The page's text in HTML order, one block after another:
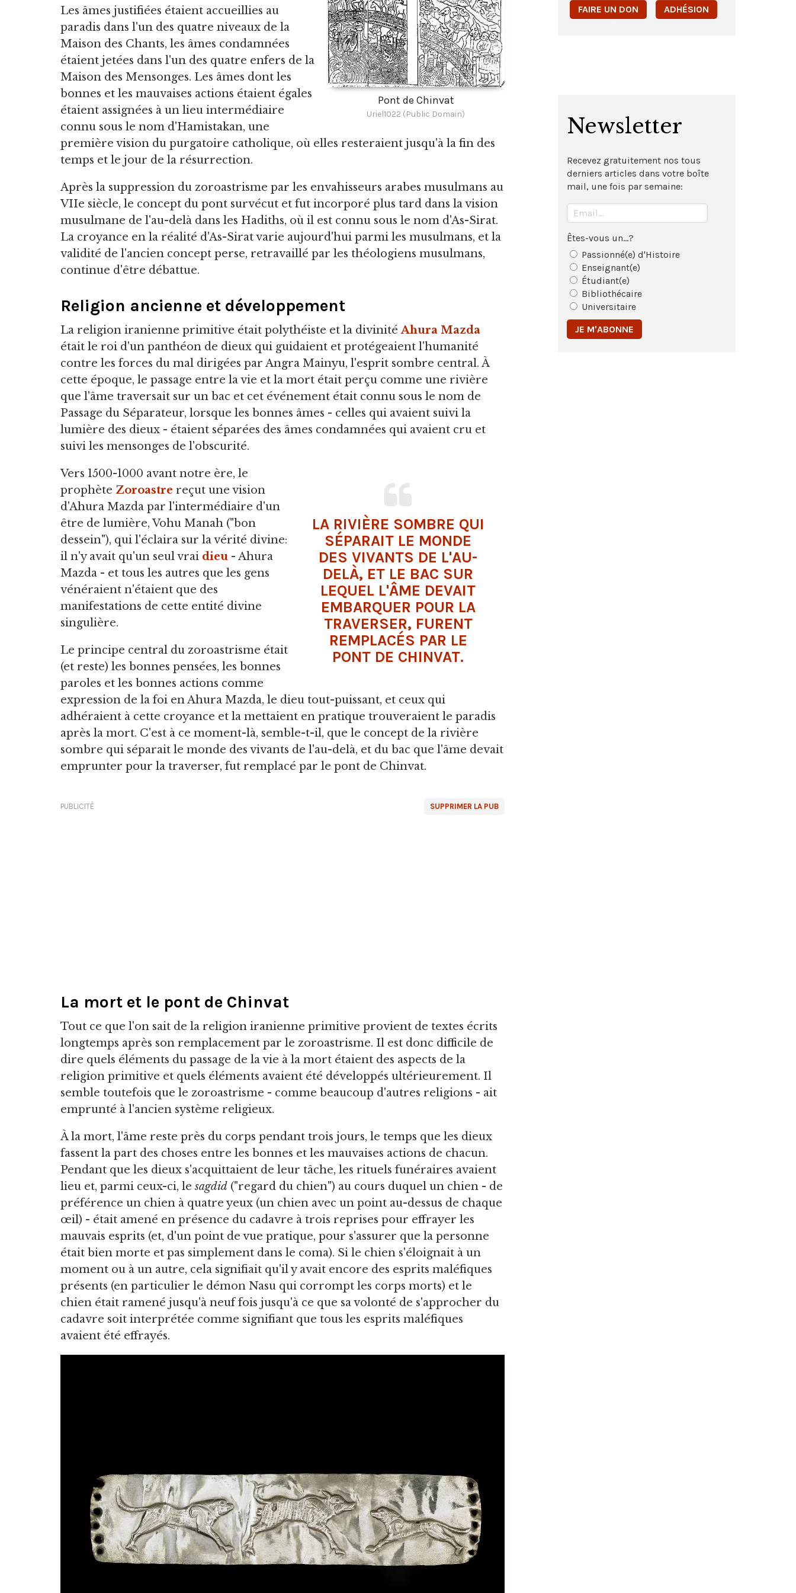
Pont de Chinvat
Uriel1022 (Public Domain)
Les âmes justifiées étaient accueillies au
paradis dans l'un des quatre niveaux de la
Maison des Chants, les âmes condamnées
étaient jetées dans l'un des quatre enfers de la
Maison des Mensonges. Les âmes dont les
bonnes et les mauvaises actions étaient égales
étaient assignées à un lieu intermédiaire
connu sous le nom d'Hamistakan, une
première vision du purgatoire catholique, où elles resteraient jusqu'à la fin des
temps et le jour de la résurrection.
Après la suppression du zoroastrisme par les envahisseurs arabes musulmans au
VIIe siècle, le concept du pont survécut et fut incorporé plus tard dans la vision
musulmane de l'au-delà dans les Hadiths, où il est connu sous le nom d'As-Sirat.
La croyance en la réalité d'As-Sirat varie aujourd'hui parmi les musulmans, et la
validité de l'ancien concept perse, retravaillé par les théologiens musulmans,
continue d'être débattue.
Religion ancienne et développement
La religion iranienne primitive était polythéiste et la divinitéAhura Mazda
était le roi d'un panthéon de dieux qui guidaient et protégeaient l'humanité
contre les forces du mal dirigées par Angra Mainyu, l'esprit sombre central. À
cette époque, le passage entre la vie et la mort était perçu comme une rivière
que l'âme traversait sur un bac et cet événement était connu sous le nom de
Passage du Séparateur, lorsque les bonnes âmes - celles qui avaient suivi la
lumière des dieux - étaient séparées des âmes condamnées qui avaient cru et
suivi les mensonges de l'obscurité.
LA RIVIÈRE SOMBRE QUI
SÉPARAIT LE MONDE
DES VIVANTS DE L'AU-
DELÀ, ET LE BAC SUR
LEQUEL L'ÂME DEVAIT
EMBARQUER POUR LA
TRAVERSER, FURENT
REMPLACÉS PAR LE
PONT DE CHINVAT.
Vers 1500-1000 avant notre ère, le
prophète Zoroastre reçut une vision
d'Ahura Mazda par l'intermédiaire d'un
être de lumière, Vohu Manah ("bon
dessein"), qui l'éclaira sur la vérité divine:
il n'y avait qu'un seul vrai dieu - Ahura
Mazda - et tous les autres que les gens
vénéraient n'étaient que des
manifestations de cette entité divine
singulière.
Le principe central du zoroastrisme était
(et reste) les bonnes pensées, les bonnes
paroles et les bonnes actions comme
expression de la foi en Ahura Mazda, le dieu tout-puissant, et ceux qui
adhéraient à cette croyance et la mettaient en pratique trouveraient le paradis
après la mort. C'est à ce moment-là, semble-t-il, que le concept de la rivière
sombre qui séparait le monde des vivants de l'au-delà, et du bac que l'âme devait
emprunter pour la traverser, fut remplacé par le pont de Chinvat.
SUPPRIMER LA PUB
PUBLICITÉ
La mort et le pont de Chinvat
Tout ce que l'on sait de la religion iranienne primitive provient de textes écrits
longtemps après son remplacement par le zoroastrisme. Il est donc difficile de
dire quels éléments du passage de la vie à la mort étaient des aspects de la
religion primitive et quels éléments avaient été développés ultérieurement. Il
semble toutefois que le zoroastrisme - comme beaucoup d'autres religions - ait
emprunté à l'ancien système religieux.
À la mort, l'âme reste près du corps pendant trois jours, le temps que les dieux
fassent la part des choses entre les bonnes et les mauvaises actions de chacun.
Pendant que les dieux s'acquittaient de leur tâche, les rituels funéraires avaient
lieu et, parmi ceux-ci, lesagdid ("regard du chien") au cours duquel un chien - de
préférence un chien à quatre yeux (un chien avec un point au-dessus de chaque
œil) - était amené en présence du cadavre à trois reprises pour effrayer les
mauvais esprits (et, d'un point de vue pratique, pour s'assurer que la personne
était bien morte et pas simplement dans le coma). Si le chien s'éloignait à un
moment ou à un autre, cela signifiait qu'il y avait encore des esprits maléfiques
présents (en particulier le démon Nasu qui corrompt les corps morts) et le
chien était ramené jusqu'à neuf fois jusqu'à ce que sa volonté de s'approcher du
cadavre soit interprétée comme signifiant que tous les esprits maléfiques
avaient été effrayés.
FAIRE UN DON ADHÉSION
Newsletter
Recevez gratuitement nos tous
derniers articles dans votre boîte
mail, une fois par semaine:
Êtes-vous un...?
Passionné(e) d'Histoire
Enseignant(e)
Étudiant(e)
Bibliothécaire
Universitaire